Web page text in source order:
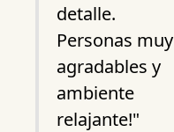
detalle.
Personas muy
agradables y
ambiente
relajante!"